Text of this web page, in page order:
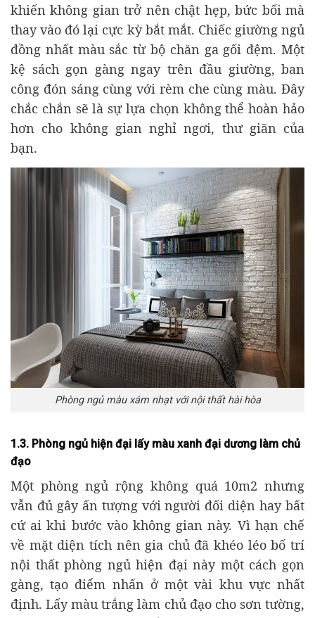
khiến không gian trở nên chật hẹp, bức bối mà
thay vào đó lại cực kỳ bắt mắt. Chiếc giường ngủ
đồng nhất màu sắc từ bộ chăn ga gối đệm. Một
kệ sách gọn gàng ngay trên đầu giường, ban
công đón sáng cùng với rèm che cùng màu. Đây
chắc chắn sẽ là sự lựa chọn không thể hoàn hảo
hơn cho không gian nghỉ ngơi, thư giãn của
bạn.
Phòng ngủ màu xám nhạt với nội thất hài hòa
1.3. Phòng ngủ hiện đại lấy màu xanh đại dương làm chủ
đạo
Một phòng ngủ rộng không quá 10m2 nhưng
vẫn đủ gây ấn tượng với người đối diện hay bất
cứ ai khi bước vào không gian này. Vì hạn chế
về mặt diện tích nên gia chủ đã khéo léo bố trí
nội thất phòng ngủ hiện đại này một cách gọn
gàng, tạo điểm nhấn ở một vài khu vực nhất
định. Lấy màu trắng làm chủ đạo cho sơn tường,